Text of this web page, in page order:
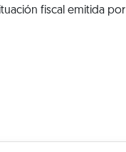
fiscal emitida